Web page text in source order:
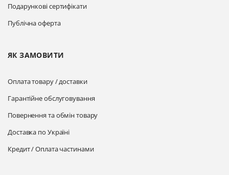
Подарункові сертифікати
Публічна оферта
ЯК ЗАМОВИТИ
Оплата товару / доставки
Гарантійне обслуговування
Повернення та обмін товару
Доставка по Україні
Кредит / Оплата частинами